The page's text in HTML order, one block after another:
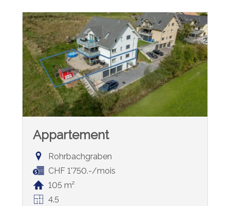
Appartement
Rohrbachgraben
CHF 1'750.-/mois
105 m²
4.5